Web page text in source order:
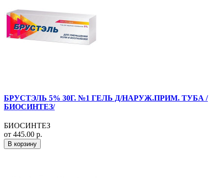
БРУСТЭЛЬ 5% 30Г. №1 ГЕЛЬ Д/НАРУЖ.ПРИМ. ТУБА /
БИОСИНТЕЗ/
БИОСИНТЕЗ
от 445.00 р.
В корзину